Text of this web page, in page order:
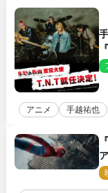
アニメ 手越祐也